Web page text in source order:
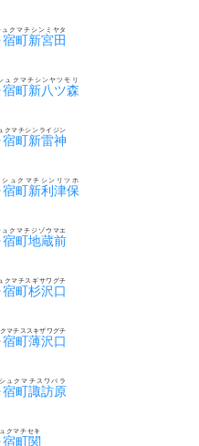
町新宮田
クマチシンミヤタ
町新八ツ森
ュクマチシンヤツモリ
町新雷神
クマチシンライジン
町新利津保
ュクマチシンリツホ
町地蔵前
クマチジゾウマエ
町杉沢口
クマチスギサワグチ
町薄沢口
マチススキザワグチ
町諏訪原
ュクマチスワバラ
町関
クマチセキ